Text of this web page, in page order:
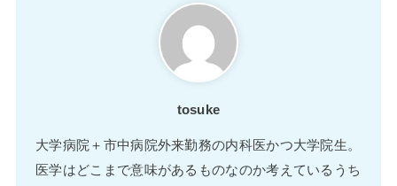
tosuke
大学病院＋市中病院外来勤務の内科医かつ大学院生。
医学はどこまで意味があるものなのか考えているうち